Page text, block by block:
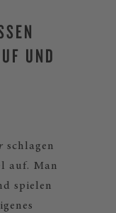
UND
r schlagen
auf. Man
spielen